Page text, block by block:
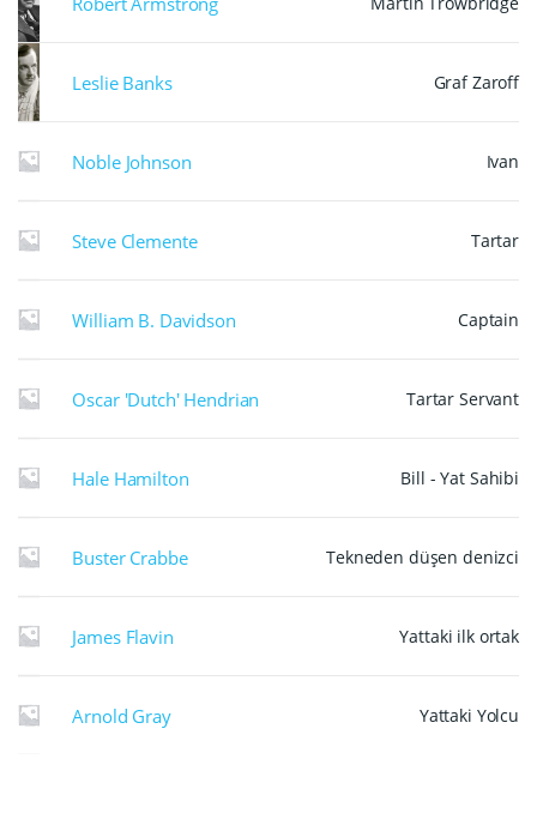
Leslie Banks Graf Zaroff
Noble Johnson Ivan
Steve Clemente Tartar
William B. Davidson Captain
Oscar 'Dutch' Hendrian Tartar Servant
Hale Hamilton Bill - Yat Sahibi
Buster Crabbe Tekneden düşen denizci
James Flavin Yattaki ilk ortak
Arnold Gray Yattaki Yolcu